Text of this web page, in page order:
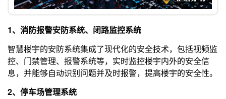
1、消防报警安防系统、闭路监控系统
智慧楼宇的安防系统集成了现代化的安全技术，包括视频监
控、门禁管理、报警系统等，实时监控楼宇内外的安全信
息，并能够自动识别问题并及时报警，提高楼宇的安全性。
2、停车场管理系统